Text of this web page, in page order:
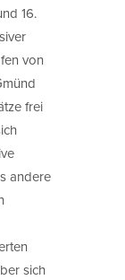
16.
von
frei
andere
sich